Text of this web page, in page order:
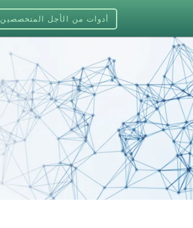
أدوات من الأجل المتخصصين